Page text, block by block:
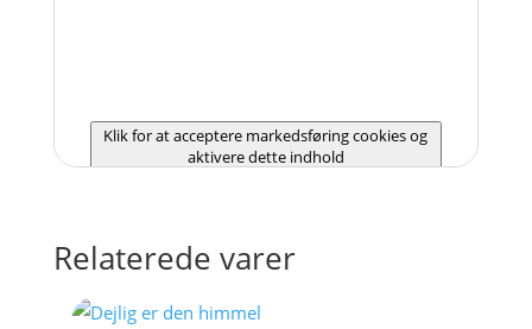
Klik for at acceptere markedsføring cookies og
aktivere dette indhold
Relaterede varer